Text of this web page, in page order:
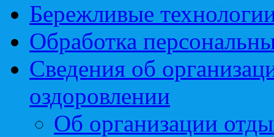
Бережливые
Обработка
Сведения об
оздоровлении
Об организации